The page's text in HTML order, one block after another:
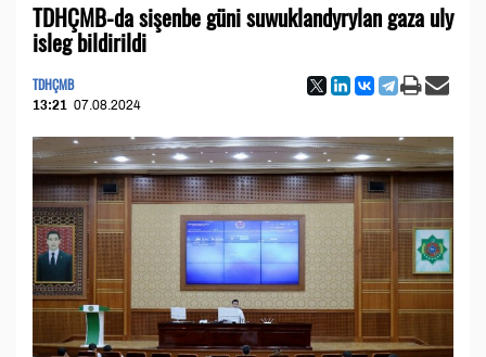
TDHÇMB-da sişenbe güni suwuklandyrylan gaza uly
isleg bildirildi
TDHÇMB
13:21 07.08.2024